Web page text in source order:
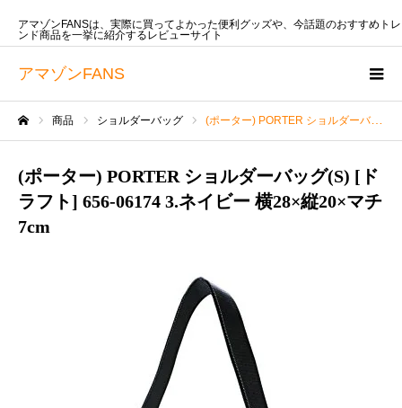
アマゾンFANS
アマゾンFANSは、実際に買ってよかった便利グッズや、今話題のおすすめトレ
ンド商品を一挙に紹介するレビューサイト
商品 ショルダーバッグ (ポーター) PORTER ショルダーバッグ(S) [ドラフト] 656-06174 3.ネイビー 横28×縦20×マチ7cm
(ポーター) PORTER ショルダーバッグ(S) [ド
ラフト] 656-06174 3.ネイビー 横28×縦20×マチ
7cm